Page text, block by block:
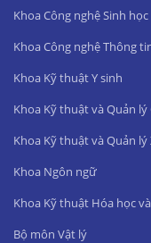
Khoa Công nghệ Sinh học
Khoa Công nghệ Thông
Khoa Kỹ thuật Y sinh
Khoa Kỹ thuật và Quản
Khoa Kỹ thuật và Quản
Khoa Ngôn ngữ
Khoa Kỹ thuật Hóa học
Bộ môn Vật lý